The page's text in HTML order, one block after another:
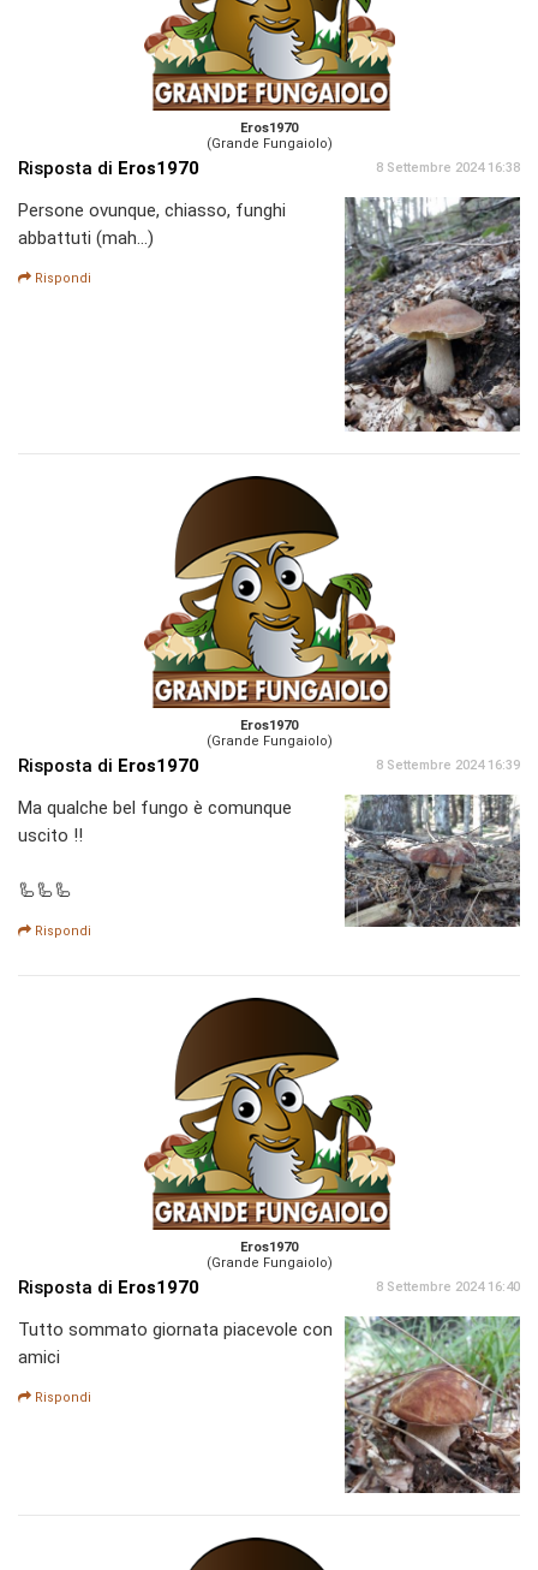
Eros1970
(Grande Fungaiolo)
Risposta di Eros1970 8 Settembre 2024 16:38
Persone ovunque, chiasso, funghi
abbattuti (mah...)
Rispondi
Eros1970
(Grande Fungaiolo)
Risposta di Eros1970 8 Settembre 2024 16:39
Ma qualche bel fungo è comunque
uscito !!
🦾🦾🦾
Rispondi
Eros1970
(Grande Fungaiolo)
Risposta di Eros1970 8 Settembre 2024 16:40
Tutto sommato giornata piacevole con
amici
Rispondi